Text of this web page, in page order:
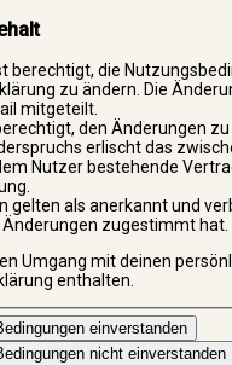
berechtigt, die
zu ändern. Die
mitgeteilt.
den Änderungen
erlischt das
Nutzer bestehende
gelten als anerkannt und
zugestimmt hat.
Umgang mit deinen
enthalten.